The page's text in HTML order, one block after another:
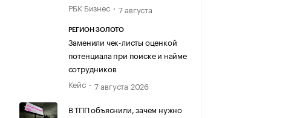
РБК Бизнес
7 августа
РЕГИОН ЗОЛОТО
Заменили чек-листы оценкой
потенциала при поиске и найме
сотрудников
Кейс
7 августа 2026
В ТПП объяснили, зачем нужно